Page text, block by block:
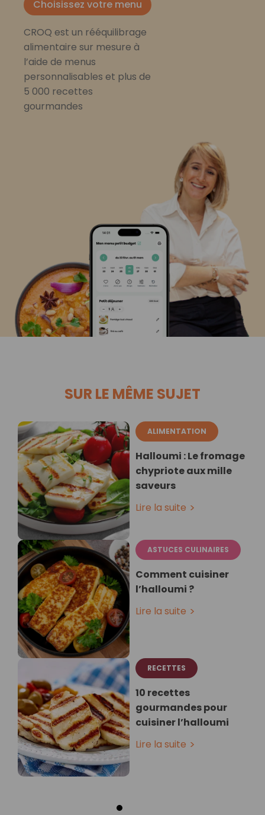
Choisissez votre menu
CROQ est un rééquilibrage
alimentaire sur mesure à
l’aide de menus
personnalisables et plus de
5 000 recettes
gourmandes
SUR LE MÊME SUJET
ALIMENTATION
Halloumi : Le fromage
chypriote aux mille
saveurs
Lire la suite
ASTUCES CULINAIRES
Comment cuisiner
l’halloumi ?
Lire la suite
RECETTES
10 recettes
gourmandes pour
cuisiner l’halloumi
Lire la suite